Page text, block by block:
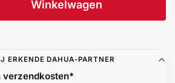
Winkelwagen
ERKENDE DAHUA-PARTNER
verzendkosten*